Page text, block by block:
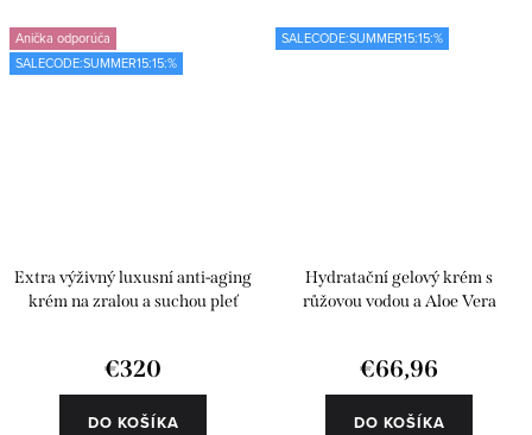
Anička odporúča
SALECODE:SUMMER15:15:%
Extra výživný luxusní anti-aging
krém na zralou a suchou pleť
€320
DO KOŠÍKA
SALECODE:SUMMER15:15:%
Hydratační gelový krém s
růžovou vodou a Aloe Vera
€66,96
DO KOŠÍKA